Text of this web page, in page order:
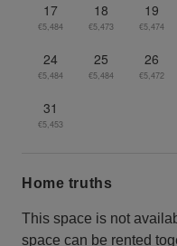
17
€5,484
18
€5,473
19
€5,474
24
€5,484
25
€5,484
26
€5,472
31
€5,453
Home truths
This space is not
space can be rented